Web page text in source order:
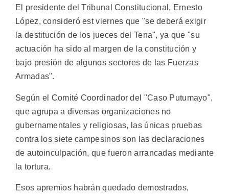
El presidente del Tribunal Constitucional, Ernesto
López, consideró est viernes que "se deberá exigir
la destitución de los jueces del Tena", ya que "su
actuación ha sido al margen de la constitución y
bajo presión de algunos sectores de las Fuerzas
Armadas".
Según el Comité Coordinador del "Caso Putumayo",
que agrupa a diversas organizaciones no
gubernamentales y religiosas, las únicas pruebas
contra los siete campesinos son las declaraciones
de autoinculpación, que fueron arrancadas mediante
la tortura.
Esos apremios habrán quedado demostrados,